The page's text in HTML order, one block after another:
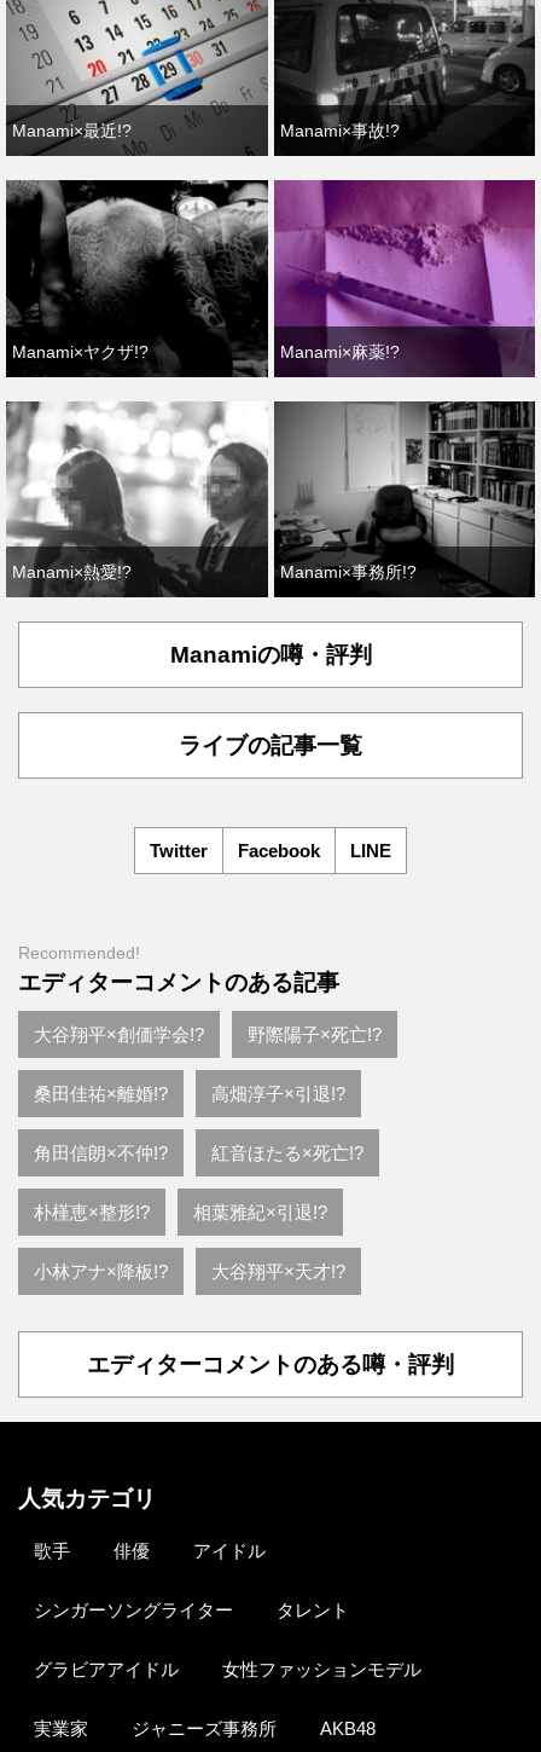
Manami×最近!? Manami×事故!?
Manami×ヤクザ!? Manami×麻薬!?
Manami×熱愛!? Manami×事務所!?
Manamiの噂・評判
ライブの記事一覧
Twitter Facebook LINE
Recommended!
エディターコメントのある記事
大谷翔平×創価学会!? 野際陽子×死亡!?
桑田佳祐×離婚!? 高畑淳子×引退!?
角田信朗×不仲!? 紅音ほたる×死亡!?
朴槿恵×整形!? 相葉雅紀×引退!?
小林アナ×降板!? 大谷翔平×天才!?
エディターコメントのある噂・評判
人気カテゴリ
歌手 俳優 アイドル
シンガーソングライター タレント
グラビアアイドル 女性ファッションモデル
実業家 ジャニーズ事務所 AKB48